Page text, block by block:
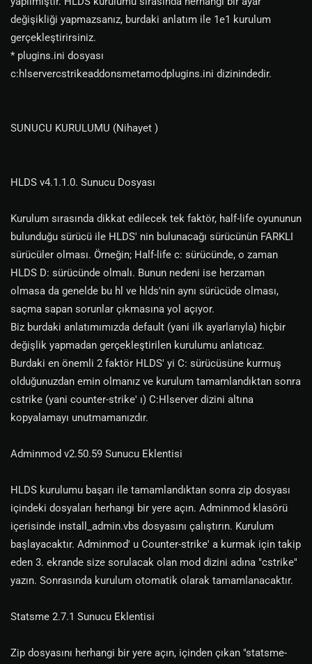
değişikliği yapmazsanız, burdaki anlatım ile 1e1 kurulum
gerçekleştirirsiniz.
* plugins.ini dosyası
c:hlservercstrikeaddonsmetamodplugins.ini dizinindedir.
SUNUCU KURULUMU (Nihayet )
HLDS v4.1.1.0. Sunucu Dosyası
Kurulum sırasında dikkat edilecek tek faktör, half-life oyununun
bulunduğu sürücü ile HLDS' nin bulunacağı sürücünün FARKLI
sürücüler olması. Örneğin; Half-life c: sürücünde, o zaman
HLDS D: sürücünde olmalı. Bunun nedeni ise herzaman
olmasa da genelde bu hl ve hlds'nin aynı sürücüde olması,
saçma sapan sorunlar çıkmasına yol açıyor.
Biz burdaki anlatımımızda default (yani ilk ayarlarıyla) hiçbir
değişlik yapmadan gerçekleştirilen kurulumu anlatıcaz.
Burdaki en önemli 2 faktör HLDS' yi C: sürücüsüne kurmuş
olduğunuzdan emin olmanız ve kurulum tamamlandıktan sonra
cstrike (yani counter-strike' ı) C:Hlserver dizini altına
kopyalamayı unutmamanızdır.
Adminmod v2.50.59 Sunucu Eklentisi
HLDS kurulumu başarı ile tamamlandıktan sonra zip dosyası
içindeki dosyaları herhangi bir yere açın. Adminmod klasörü
içerisinde install_admin.vbs dosyasını çalıştırın. Kurulum
başlayacaktır. Adminmod' u Counter-strike' a kurmak için takip
eden 3. ekrande size sorulacak olan mod dizini adına "cstrike"
yazın. Sonrasında kurulum otomatik olarak tamamlanacaktır.
Statsme 2.7.1 Sunucu Eklentisi
Zip dosyasını herhangi bir yere açın, içinden çıkan "statsme-